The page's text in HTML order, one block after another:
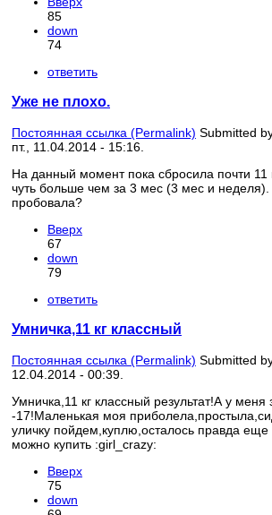
85
down
74
ответить
Уже не плохо.
Постоянная ссылка (Permalink) Submitted
пт., 11.04.2014 - 15:16.
На данный момент пока сбросила почти 11
чуть больше чем за 3 мес (3 мес и
пробовала?
Вверх
67
down
79
ответить
Умничка,11 кг классный
Постоянная ссылка (Permalink) Submitted
12.04.2014 - 00:39.
Умничка,11 кг классный результат!А у меня
-17!Маленькая моя
уличку пойдем,куплю,осталось правда еще
можно купить :girl_crazy:
Вверх
75
down